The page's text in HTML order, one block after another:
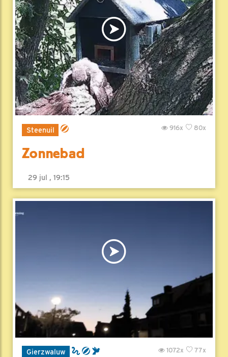
Steenuil 80x
916x
Zonnebad
29 jul , 19:15
Gierzwaluw 77x
1072x